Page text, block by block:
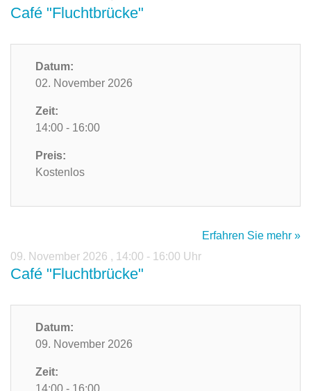
Café "Fluchtbrücke"
Datum:
02. November 2026
Zeit:
14:00 - 16:00
Preis:
Kostenlos
Erfahren Sie mehr »
09. November 2026 , 14:00 - 16:00 Uhr
Café "Fluchtbrücke"
Datum:
09. November 2026
Zeit: